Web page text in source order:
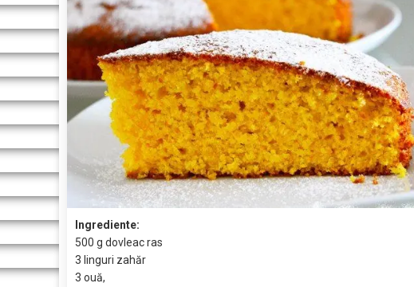
Ingrediente:
500 g dovleac ras
3 linguri zahăr
3 ouă,